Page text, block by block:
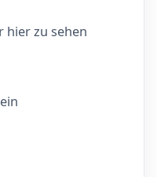
hier zu sehen